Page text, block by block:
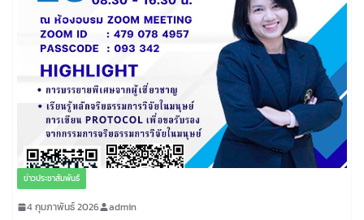
ข่าวประชาสัมพันธ์
4 กุมภาพันธ์ 2026 admin